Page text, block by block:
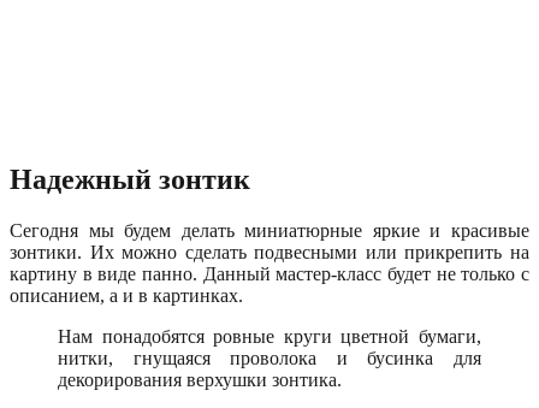
Надежный зонтик
Сегодня мы будем делать миниатюрные яркие и красивые
зонтики. Их можно сделать подвесными или прикрепить на
картину в виде панно. Данный мастер-класс будет не только с
описанием, а и в картинках.
Нам понадобятся ровные круги цветной бумаги,
нитки, гнущаяся проволока и бусинка для
декорирования верхушки зонтика.